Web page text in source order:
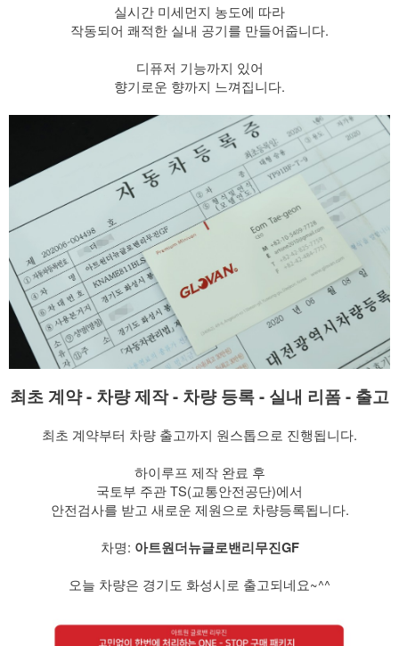
실시간 미세먼지 농도에 따라
작동되어 쾌적한 실내 공기를 만들어줍니다.
​ 디퓨저 기능까지 있어
향기로운 향까지 느껴집니다.
최초 계약 - 차량 제작 - 차량 등록 - 실내 리폼 - 출고
​ 최초 계약부터 차량 출고까지 원스톱으로 진행됩니다.
​ 하이루프 제작 완료 후
국토부 주관 TS(교통안전공단)에서
안전검사를 받고 새로운 제원으로 차량등록됩니다.
​ 차명: 아트원더뉴글로밴리무진GF
​ 오늘 차량은 경기도 화성시로 출고되네요~^^